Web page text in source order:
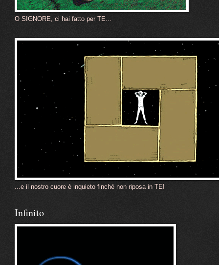
O SIGNORE, ci hai fatto per TE...
...e il nostro cuore è inquieto finché non riposa in TE!
Infinito